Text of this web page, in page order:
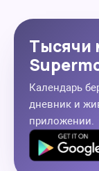
Тысячи
Календарь
дневник и
приложении.